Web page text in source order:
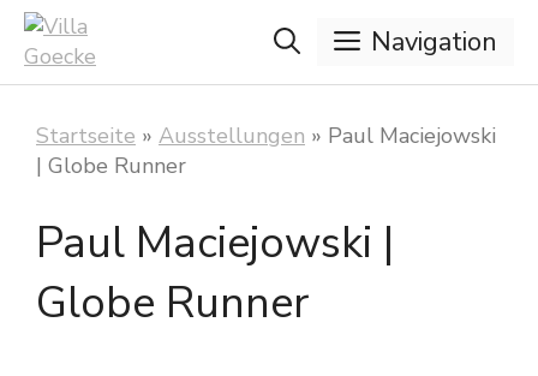
Zum
Inhalt
springen
Navigation
Startseite » Ausstellungen » Paul Maciejowski
| Globe Runner
Paul Maciejowski |
Globe Runner